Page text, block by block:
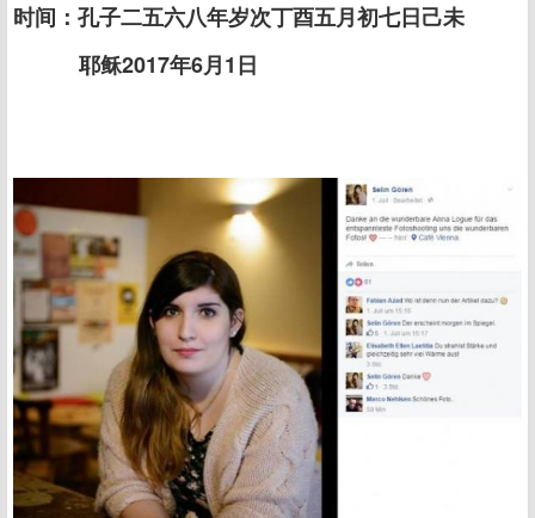
时间：孔子二五六八年岁次丁酉五月初七日己未
耶稣2017年6月1日